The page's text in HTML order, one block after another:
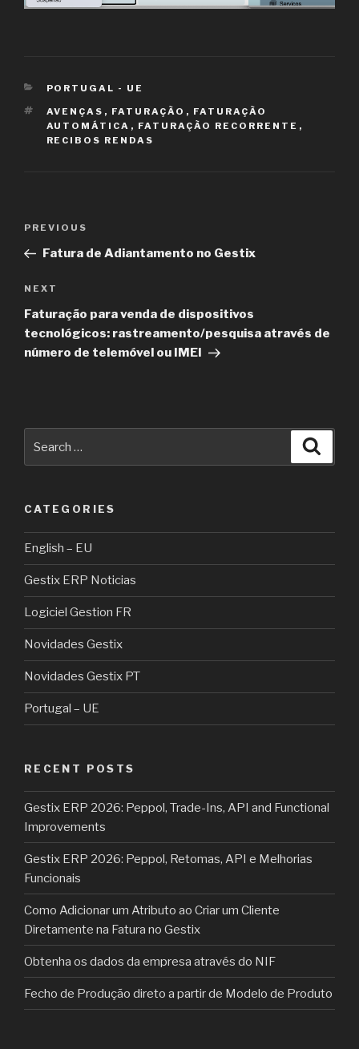
CATEGORIES
PORTUGAL - UE
TAGS
AVENÇAS , FATURAÇÃO , FATURAÇÃO
AUTOMÁTICA , FATURAÇÃO RECORRENTE ,
RECIBOS RENDAS
Post
Previous
Post
PREVIOUS
Fatura de Adiantamento no Gestix
Next
Post
NEXT
Faturação para venda de dispositivos
tecnológicos: rastreamento/pesquisa através de
número de telemóvel ou IMEI
CATEGORIES
English – EU
Gestix ERP Noticias
Logiciel Gestion FR
Novidades Gestix
Novidades Gestix PT
Portugal – UE
RECENT POSTS
Gestix ERP 2026: Peppol, Trade-Ins, API and Functional
Improvements
Gestix ERP 2026: Peppol, Retomas, API e Melhorias
Funcionais
Como Adicionar um Atributo ao Criar um Cliente
Diretamente na Fatura no Gestix
Obtenha os dados da empresa através do NIF
Fecho de Produção direto a partir de Modelo de Produto